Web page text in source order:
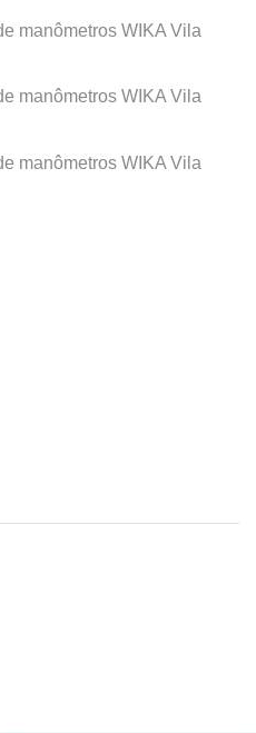
WIKA
Distribuidor de
manômetros WIKA Vila
manômetros WIKA Vila
manômetros WIKA Vila